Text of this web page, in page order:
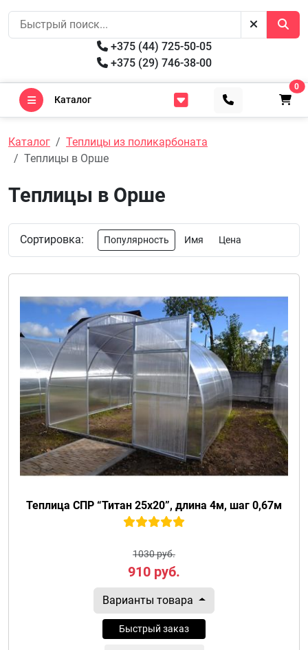
+375 (44) 725-50-05
+375 (29) 746-38-00
Каталог
0
Каталог
Теплицы из поликарбоната
Теплицы в Орше
Теплицы в Орше
Сортировка: Популярность Имя Цена
Теплица СПР “Титан 25х20”, длина 4м, шаг 0,67м
1030 руб.
910 руб.
Варианты товара
Быстрый заказ